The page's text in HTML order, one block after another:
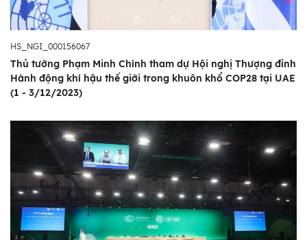
HS_NGI_000156067
Thủ tướng Phạm Minh Chính tham dự Hội nghị Thượng đỉnh
Hành động khí hậu thế giới trong khuôn khổ COP28 tại UAE
(1 - 3/12/2023)